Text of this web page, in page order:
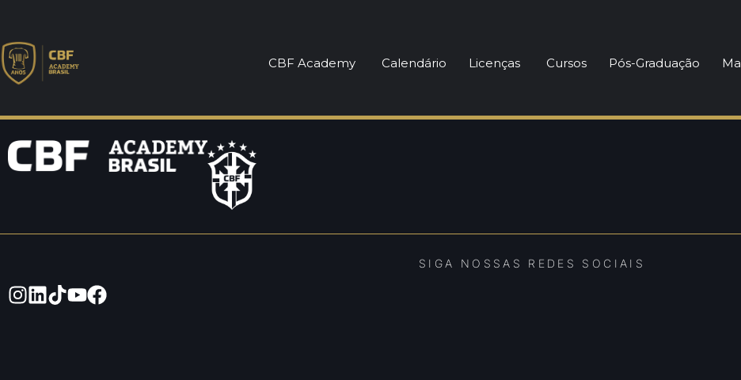
CBF Academy Calendário Licenças Cursos Pós-Graduação
Análise de Desempenho no
SIGA NOSSAS REDES SOCIAIS